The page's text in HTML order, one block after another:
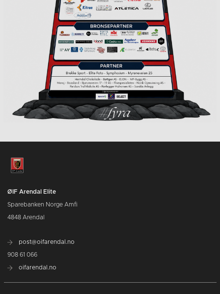
ØIF Arendal Elite
Sparebanken Norge Amfi
4848 Arendal
post@oifarendal.no
908 61 066
oifarendal.no